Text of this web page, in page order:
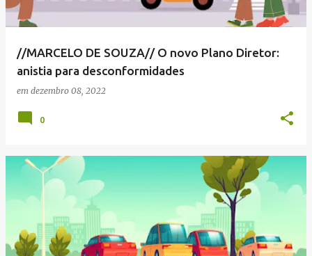
//MARCELO DE SOUZA// O novo Plano Diretor:
anistia para desconformidades
em dezembro 08, 2022
0